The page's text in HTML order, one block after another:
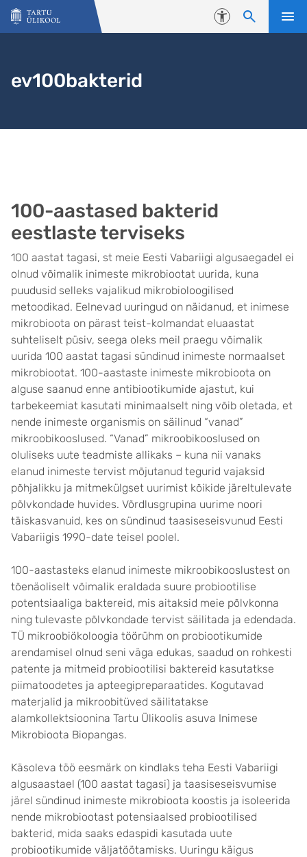
Liigu edasi põhisisu juurde
Juurdepääsetavus
ev100bakterid
100-aastased bakterid
eestlaste terviseks
100 aastat tagasi, st meie Eesti Vabariigi algusaegadel ei
olnud võimalik inimeste mikrobiootat uurida, kuna
puudusid selleks vajalikud mikrobioloogilised
metoodikad. Eelnevad uuringud on näidanud, et inimese
mikrobioota on pärast teist-kolmandat eluaastat
suhteliselt püsiv, seega oleks meil praegu võimalik
uurida 100 aastat tagasi sündinud inimeste normaalset
mikrobiootat. 100-aastaste inimeste mikrobioota on
alguse saanud enne antibiootikumide ajastut, kui
tarbekeemiat kasutati minimaalselt ning võib oletada, et
nende inimeste organismis on säilinud “vanad”
mikroobikooslused. “Vanad” mikroobikooslused on
oluliseks uute teadmiste allikaks – kuna nii vanaks
elanud inimeste tervist mõjutanud tegurid vajaksid
põhjalikku ja mitmekülgset uurimist kõikide järeltulevate
põlvkondade huvides. Võrdlusgrupina uurime noori
täiskasvanuid, kes on sündinud taasiseseisvunud Eesti
Vabariigis 1990-date teisel poolel.
100-aastasteks elanud inimeste mikroobikooslustest on
tõenäoliselt võimalik eraldada suure probiootilise
potentsiaaliga baktereid, mis aitaksid meie põlvkonna
ning tulevaste põlvkondade tervist säilitada ja edendada.
TÜ mikroobiökoloogia töörühm on probiootikumide
arendamisel olnud seni väga edukas, saadud on rohkesti
patente ja mitmeid probiootilisi baktereid kasutatkse
piimatoodetes ja apteegipreparaatides. Kogutavad
materjalid ja mikroobitüved säilitatakse
alamkollektsioonina Tartu Ülikoolis asuva Inimese
Mikrobioota Biopangas.
Käsoleva töö eesmärk on kindlaks teha Eesti Vabariigi
algusaastael (100 aastat tagasi) ja taasiseseisvumise
järel sündinud inimeste mikrobioota koostis ja isoleerida
nende mikrobiootast potensiaalsed probiootilised
bakterid, mida saaks edaspidi kasutada uute
probiootikumide väljatöötamisks. Uuringu käigus